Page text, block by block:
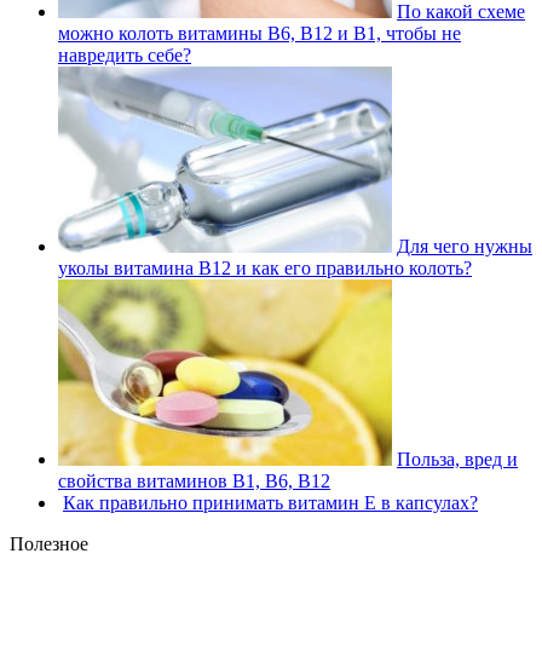
По какой схеме
можно колоть витамины В6, В12 и В1, чтобы не
навредить себе?
Для чего нужны
уколы витамина В12 и как его правильно колоть?
Польза, вред и
свойства витаминов В1, В6, В12
Как правильно принимать витамин Е в капсулах?
Полезное